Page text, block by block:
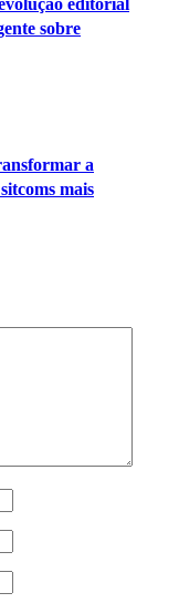
editorial
sobre
a
mais